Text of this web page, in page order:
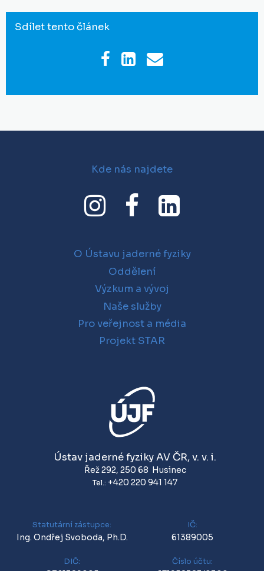
Sdílet tento článek
Kde nás najdete
O Ústavu jaderné fyziky
Oddělení
Výzkum a vývoj
Naše služby
Pro veřejnost a média
Projekt STAR
Ústav jaderné fyziky AV ČR, v. v. i.
Řež 292, 250 68 Husinec
Tel.: +420 220 941 147
Statutární zástupce:
Ing. Ondřej Svoboda, Ph.D.
IČ:
61389005
DIČ: Číslo účtu: